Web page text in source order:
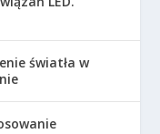
światła w